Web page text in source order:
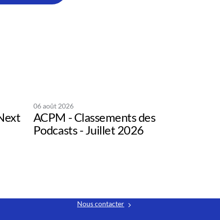
06 août 2026
ACPM - Classements des
Podcasts - Juillet 2026
Nous contacter